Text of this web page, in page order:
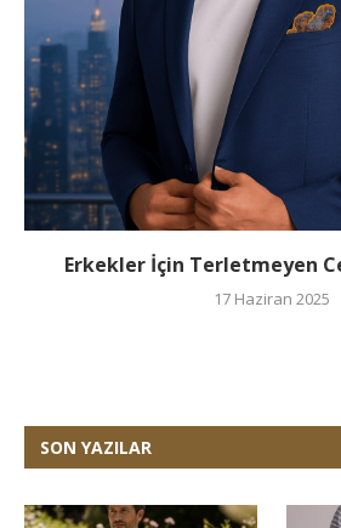
Erkekler İçin Terletmeyen
17 Haziran 2025
SON YAZILAR